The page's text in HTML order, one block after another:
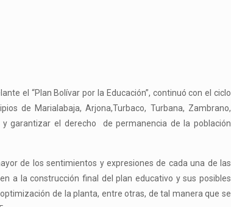
el “Plan Bolívar por la Educación”, continuó con el ciclo
de Marialabaja, Arjona,Turbaco, Turbana, Zambrano,
garantizar el derecho de permanencia de la población
de los sentimientos y expresiones de cada una de las
a la construcción final del plan educativo y sus posibles
de la planta, entre otras, de tal manera que se